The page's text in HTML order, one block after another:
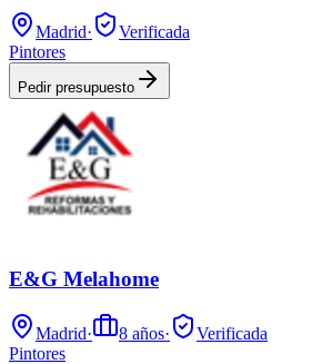
Madrid·
Verificada
Pintores
Pedir presupuesto
E&G Melahome
Madrid· 8 años·
Verificada
Pintores